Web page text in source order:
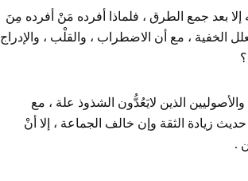
بعد جمع الطرق ، فلماذا أفرده مَنْ أفرده مِنَ
الخفية ، مع أن الاضطراب ، والقلْب ، والإدراج
الذين لايَعُدُّون الشذوذ علة ، مع
زيادة الثقة وإن خالف الجماعة ، إلا أنْ
.